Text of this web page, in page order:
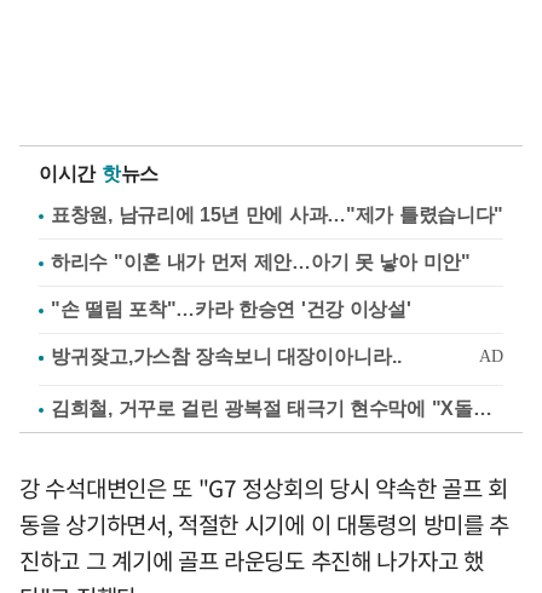
이시간 핫뉴스
표창원, 남규리에 15년 만에 사과…"제가 틀렸습니다"
하리수 "이혼 내가 먼저 제안…아기 못 낳아 미안"
"손 떨림 포착"…카라 한승연 '건강 이상설'
김희철, 거꾸로 걸린 광복절 태극기 현수막에 "X돌았네"
강 수석대변인은 또 "G7 정상회의 당시 약속한 골프 회
동을 상기하면서, 적절한 시기에 이 대통령의 방미를 추
진하고 그 계기에 골프 라운딩도 추진해 나가자고 했